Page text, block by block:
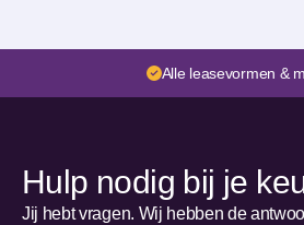
Alle leasevormen &
Hulp nodig bij je
Jij hebt vragen. Wij hebben de